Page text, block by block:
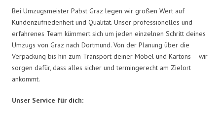
Bei Umzugsmeister Pabst Graz legen wir großen Wert auf
Kundenzufriedenheit und Qualität. Unser professionelles und
erfahrenes Team kümmert sich um jeden einzelnen Schritt deines
Umzugs von Graz nach Dortmund. Von der Planung über die
Verpackung bis hin zum Transport deiner Möbel und Kartons – wir
sorgen dafür, dass alles sicher und termingerecht am Zielort
ankommt.
Unser Service für dich: